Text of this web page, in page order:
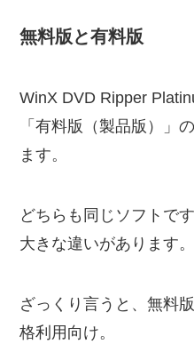
無料版と有料版
WinX DVD Ripper
「有料版（製品版）」
ます。
どちらも同じソフトで
大きな違いがあります。
ざっくり言うと、無料
格利用向け。